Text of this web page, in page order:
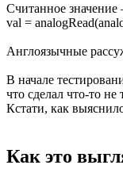
Считанное значение
val =
Англоязычные
В начале
что сделал что-то
Кстати, как
Как это